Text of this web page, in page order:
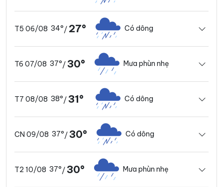
T5 06/08 34°/ 27° Có dông
T6 07/08 37°/30° Mưa phùn nhẹ
T7 08/08 38°/31° Có dông
CN 09/08 37°/30° Có dông
T2 10/08 37°/30° Mưa phùn nhẹ